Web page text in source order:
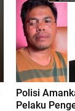
Polisi
Pelaku